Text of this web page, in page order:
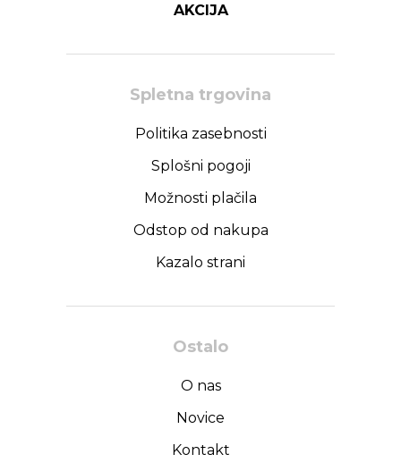
AKCIJA
Spletna trgovina
Politika zasebnosti
Splošni pogoji
Možnosti plačila
Odstop od nakupa
Kazalo strani
Ostalo
O nas
Novice
Kontakt